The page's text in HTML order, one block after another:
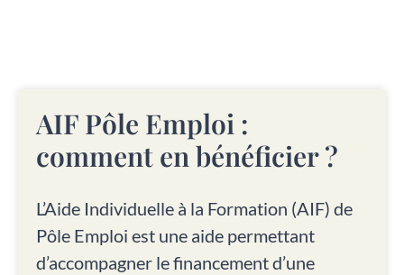
AIF Pôle Emploi :
comment en bénéficier ?
L’Aide Individuelle à la Formation (AIF) de
Pôle Emploi est une aide permettant
d’accompagner le financement d’une